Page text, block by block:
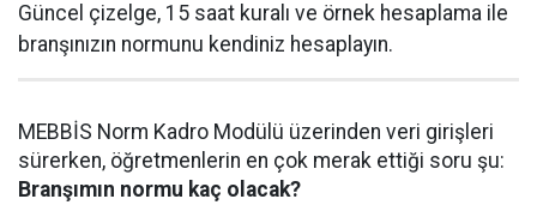
Güncel çizelge, 15 saat kuralı ve örnek hesaplama ile
branşınızın normunu kendiniz hesaplayın.
MEBBİS Norm Kadro Modülü üzerinden veri girişleri
sürerken, öğretmenlerin en çok merak ettiği soru şu:
Branşımın normu kaç olacak?